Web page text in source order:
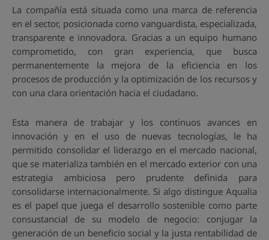
La compañía está situada como una marca de referencia
en el sector, posicionada como vanguardista, especializada,
transparente e innovadora. Gracias a un equipo humano
comprometido, con gran experiencia, que busca
permanentemente la mejora de la eficiencia en los
procesos de producción y la optimización de los recursos y
con una clara orientación hacia el ciudadano.
Esta manera de trabajar y los continuos avances en
innovación y en el uso de nuevas tecnologías, le ha
permitido consolidar el liderazgo en el mercado nacional,
que se materializa también en el mercado exterior con una
estrategia ambiciosa pero prudente definida para
consolidarse internacionalmente. Si algo distingue Aqualia
es el papel que juega el desarrollo sostenible como parte
consustancial de su modelo de negocio: conjugar la
generación de un beneficio social y la justa rentabilidad de